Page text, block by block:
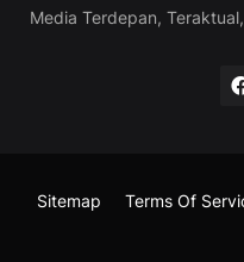
Media Terdepan,
Sitemap Terms Of